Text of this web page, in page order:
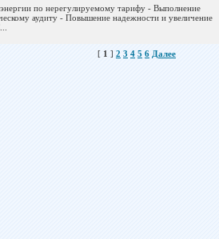
по нерегулируемому тарифу - Выполнение
аудиту - Повышение надежности и увеличение
[ 1 ] 2 3 4 5 6 Далее